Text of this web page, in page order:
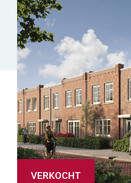
VERKOCHT